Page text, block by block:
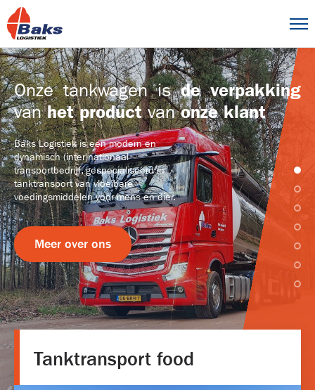
Onze tankwagen isde verpakking
vanhet productvanonze klant
Baks Logistiek is een modern en
dynamisch (inter)nationaal
transportbedrijf, gespecialiseerd in
tanktransport van vloeibare
voedingsmiddelen voor mens en dier.
Meer over ons
Tanktransport food